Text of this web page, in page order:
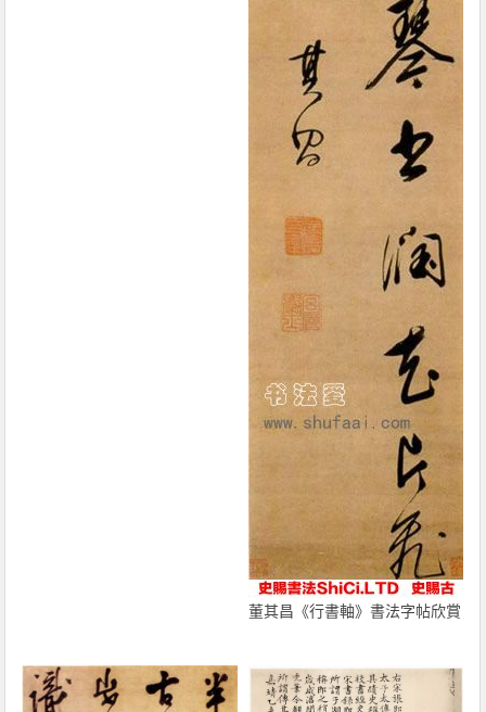
董其昌《行書軸》書法字帖欣賞